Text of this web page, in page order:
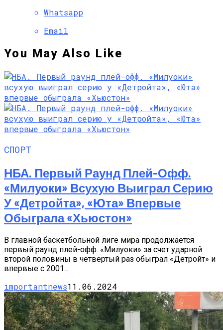
Whatsapp
Email
You May Also Like
СПОРТ
НБА. Первый Раунд Плей-Офф.
«Милуоки» Всухую Выиграл Серию
У «Детройта», «Юта» Впервые
Обыграла «Хьюстон»
В главной баскетбольной лиге мира продолжается
первый раунд плей-офф. «Милуоки» за счет ударной
второй половины в четвертый раз обыграл «Детройт» и
впервые с 2001...
importantnews11.06.2024